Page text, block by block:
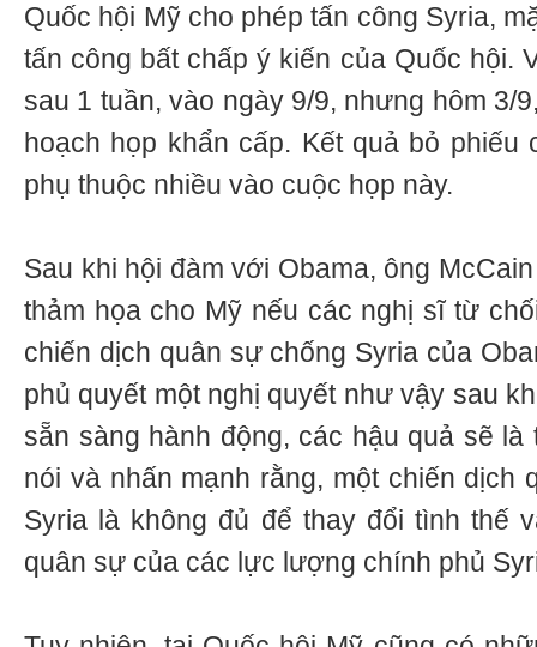
Quốc hội Mỹ cho phép tấn công Syria,
tấn công bất chấp ý kiến của Quốc hội.
sau 1 tuần, vào ngày 9/9, nhưng hôm 3/
hoạch họp khẩn cấp. Kết quả bỏ phiếu
phụ thuộc nhiều vào cuộc họp này.
Sau khi hội đàm với Obama, ông
thảm họa cho Mỹ nếu các nghị sĩ từ
chiến dịch quân sự chống Syria của
phủ quyết một nghị quyết như vậy sau
sẵn sàng hành động, các hậu quả sẽ là
nói và nhấn mạnh rằng, một chiến dịch
Syria là không đủ để thay đổi tình thế
quân sự của các lực lượng chính phủ